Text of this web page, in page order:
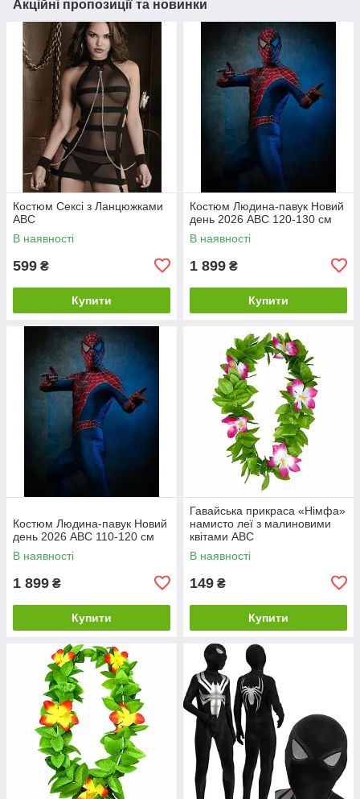
Акційні пропозиції та новинки
Костюм Сексі з Ланцюжками
ABC
В наявності
599 ₴
Купити
Костюм Людина-павук Новий
день 2026 ABC 120-130 см
В наявності
1 899 ₴
Купити
Костюм Людина-павук Новий
день 2026 ABC 110-120 см
В наявності
1 899 ₴
Купити
Гавайська прикраса «Німфа»
намисто леї з малиновими
квітами ABC
В наявності
149 ₴
Купити